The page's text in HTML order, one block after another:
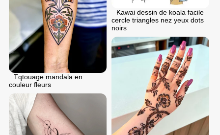
Kawai dessin de koala facile
cercle triangles nez yeux dots
noirs
Tqtouage mandala en
couleur fleurs